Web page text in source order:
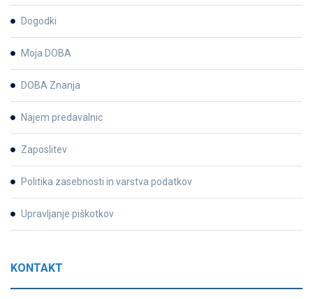
Dogodki
Moja DOBA
DOBA Znanja
Najem predavalnic
Zaposlitev
Politika zasebnosti in varstva podatkov
Upravljanje piškotkov
KONTAKT